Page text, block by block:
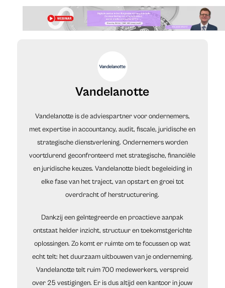
Vandelanotte
Vandelanotte is de adviespartner voor ondernemers,
met expertise in accountancy, audit, fiscale, juridische en
strategische dienstverlening. Ondernemers worden
voortdurend geconfronteerd met strategische, financiële
en juridische keuzes. Vandelanotte biedt begeleiding in
elke fase van het traject, van opstart en groei tot
overdracht of herstructurering.
Dankzij een geïntegreerde en proactieve aanpak
ontstaat helder inzicht, structuur en toekomstgerichte
oplossingen. Zo komt er ruimte om te focussen op wat
echt telt: het duurzaam uitbouwen van je onderneming.
Vandelanotte telt ruim 700 medewerkers, verspreid
over 25 vestigingen. Er is dus altijd een kantoor in jouw